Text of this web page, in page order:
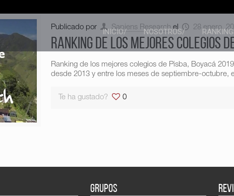
INICIO/ NOSOTROS/
Publicado por Sapiens Research el 28 enero,
Ranking de los mejores colegios
Ranking de los mejores colegios de Pisba, Boyacá
desde 2013 y entre los meses de septiembre-octubre,
Te ha gustado? 0
GRUPOS